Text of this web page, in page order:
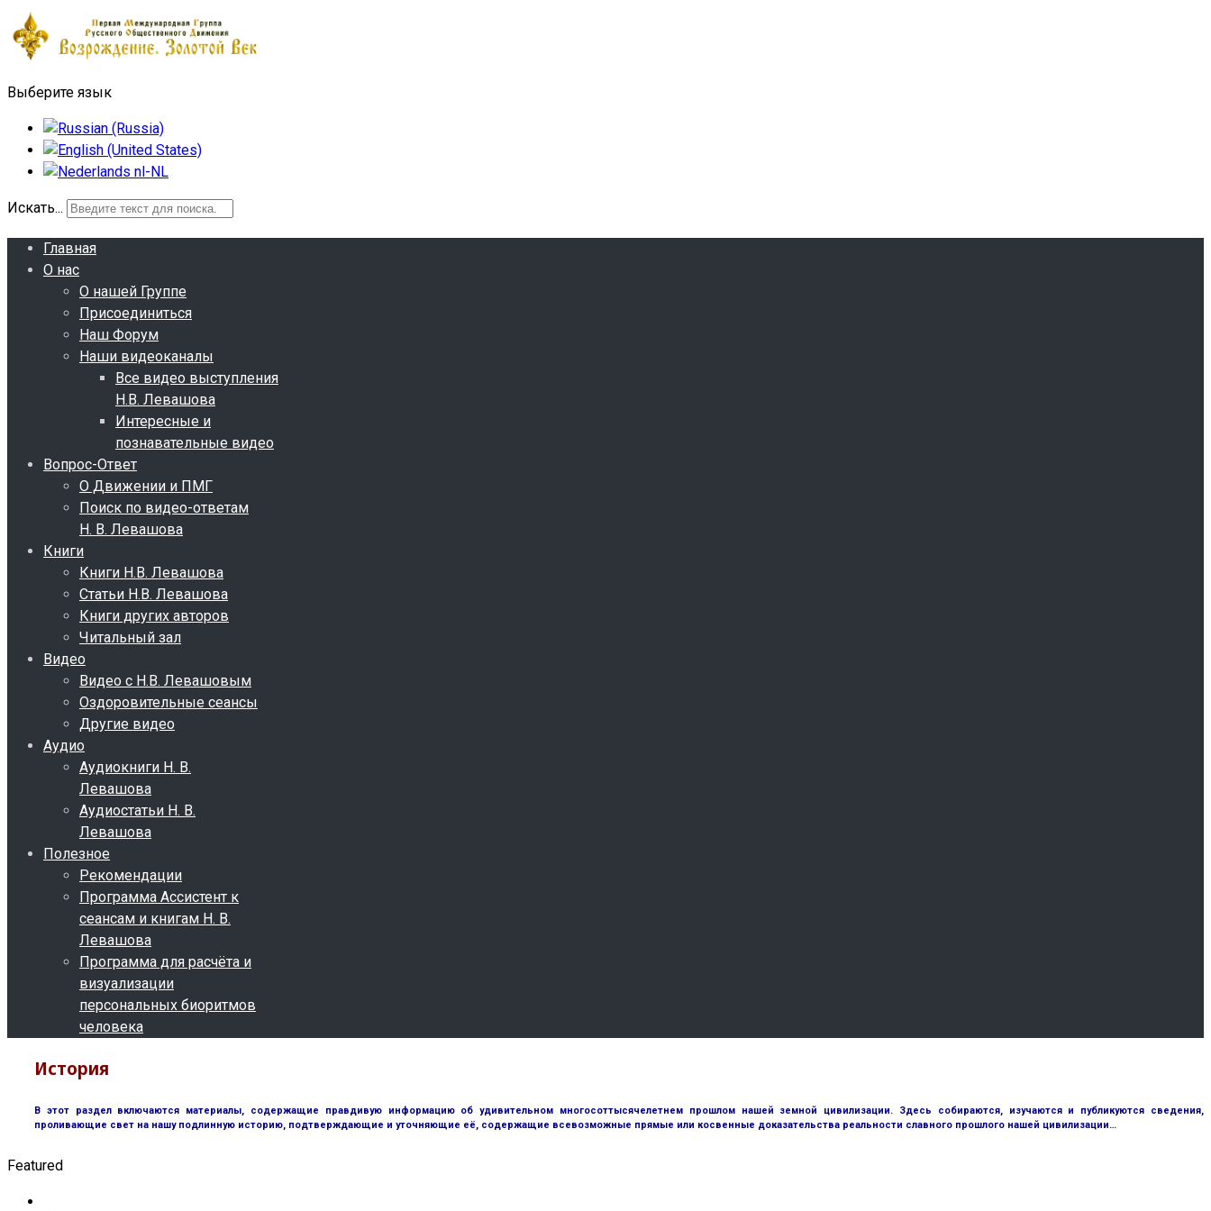
Выберите язык
Искать...
Главная
О нас
О нашей Группе
Присоединиться
Наш Форум
Наши видеоканалы
Все видео выступления
Н.В. Левашова
Интересные и
познавательные видео
Вопрос-Ответ
О Движении и ПМГ
Поиск по видео-ответам
Н. В. Левашова
Книги
Книги Н.В. Левашова
Статьи Н.В. Левашова
Книги других авторов
Читальный зал
Видео
Видео с Н.В. Левашовым
Оздоровительные сеансы
Другие видео
Аудио
Аудиокниги Н. В.
Левашова
Аудиостатьи Н. В.
Левашова
Полезное
Рекомендации
Программа Ассистент к
сеансам и книгам Н. В.
Левашова
Программа для расчёта и
визуализации
персональных биоритмов
человека
История
В этот раздел включаются материалы, содержащие правдивую информацию об удивительном многосоттысячелетнем прошлом нашей земной цивилизации. Здесь собираются, изучаются и публикуются сведения,
проливающие свет на нашу подлинную историю, подтверждающие и уточняющие её, содержащие всевозможные прямые или косвенные доказательства реальности славного прошлого нашей цивилизации…
Featured